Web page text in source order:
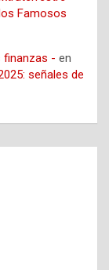
Famosos
finanzas - en
señales de